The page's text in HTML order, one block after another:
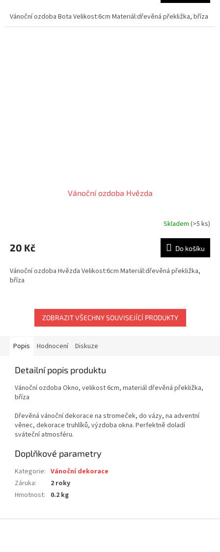
Vánoční ozdoba Bota Velikost:6cm Materiál:dřevěná překližka, bříza
Vánoční ozdoba Hvězda
Skladem (>5 ks)
20 Kč Do košíku
Vánoční ozdoba Hvězda Velikost:6cm Materiál:dřevěná překližka,
bříza
ZOBRAZIT VŠECHNY SOUVISEJÍCÍ PRODUKTY
Popis Hodnocení Diskuze
Detailní popis produktu
Vánoční ozdoba Okno, velikost 6cm, materiál dřevěná překližka,
bříza
Dřevěná vánoční dekorace na stromeček, do vázy, na adventní
věnec, dekorace truhlíků, výzdoba okna. Perfektně doladí
sváteční atmosféru.
Doplňkové parametry
Kategorie: Vánoční dekorace
Záruka:
2 roky
Hmotnost: 0.2 kg